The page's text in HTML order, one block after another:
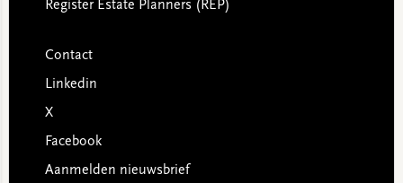
Register Estate Planners (REP)
Contact
Linkedin
X
Facebook
Aanmelden nieuwsbrief